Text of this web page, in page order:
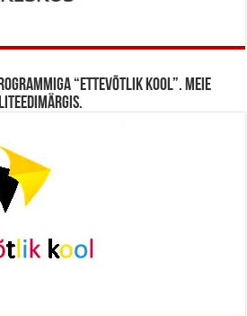
“Ettevõtlik Kool”. Meie